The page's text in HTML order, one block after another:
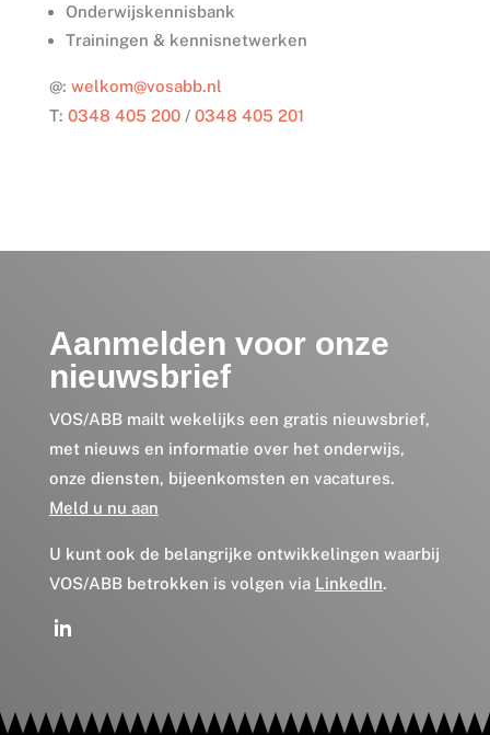
Onderwijskennisbank
Trainingen & kennisnetwerken
@: welkom@vosabb.nl
T: 0348 405 200/ 0348 405 201
Aanmelden voor onze
nieuwsbrief
VOS/ABB mailt wekelijks een gratis nieuwsbrief,
met nieuws en informatie over het onderwijs,
onze diensten, bijeenkomsten en vacatures.
Meld u nu aan
U kunt ook de belangrijke ontwikkelingen waarbij
VOS/ABB betrokken is volgen via LinkedIn.